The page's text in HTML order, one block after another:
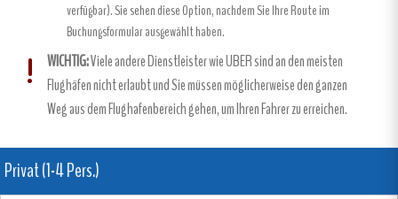
verfügbar). Sie sehen diese Option, nachdem Sie Ihre Route im
Buchungsformular ausgewählt haben.
WICHTIG:Viele andere Dienstleister wie UBER sind an den meisten
Flughäfen nicht erlaubt und Sie müssen möglicherweise den ganzen
Weg aus dem Flughafenbereich gehen, um Ihren Fahrer zu erreichen.
Privat (1-4 Pers.)